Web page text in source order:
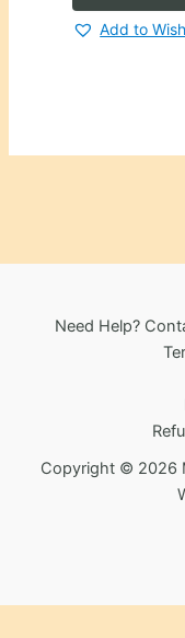
Add to
Need Help?
Copyright © 2026